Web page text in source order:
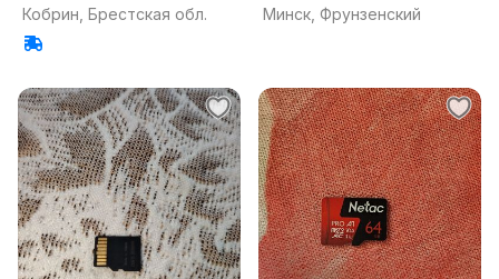
Кобрин, Брестская обл. Минск, Фрунзенский